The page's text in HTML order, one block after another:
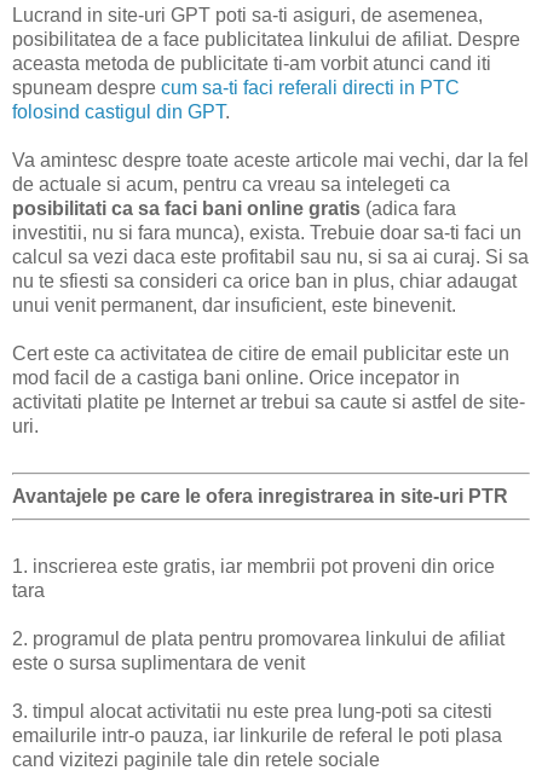
Lucrand in site-uri GPT poti sa-ti asiguri, de asemenea,
posibilitatea de a face publicitatea linkului de afiliat. Despre
aceasta metoda de publicitate ti-am vorbit atunci cand iti
spuneam despre cum sa-ti faci referali directi in PTC
folosind castigul din GPT.
Va amintesc despre toate aceste articole mai vechi, dar la fel
de actuale si acum, pentru ca vreau sa intelegeti ca
posibilitati ca sa faci bani online gratis (adica fara
investitii, nu si fara munca), exista. Trebuie doar sa-ti faci un
calcul sa vezi daca este profitabil sau nu, si sa ai curaj. Si sa
nu te sfiesti sa consideri ca orice ban in plus, chiar adaugat
unui venit permanent, dar insuficient, este binevenit.
Cert este ca activitatea de citire de email publicitar este un
mod facil de a castiga bani online. Orice incepator in
activitati platite pe Internet ar trebui sa caute si astfel de site-
uri.
Avantajele pe care le ofera inregistrarea in site-uri PTR
1. inscrierea este gratis, iar membrii pot proveni din orice
tara
2. programul de plata pentru promovarea linkului de afiliat
este o sursa suplimentara de venit
3. timpul alocat activitatii nu este prea lung-poti sa citesti
emailurile intr-o pauza, iar linkurile de referal le poti plasa
cand vizitezi paginile tale din retele sociale